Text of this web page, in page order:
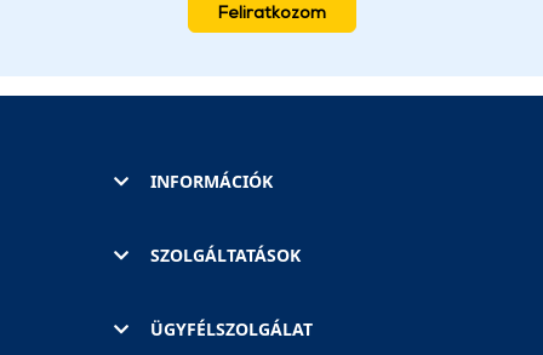
Feliratkozom
INFORMÁCIÓK
SZOLGÁLTATÁSOK
ÜGYFÉLSZOLGÁLAT